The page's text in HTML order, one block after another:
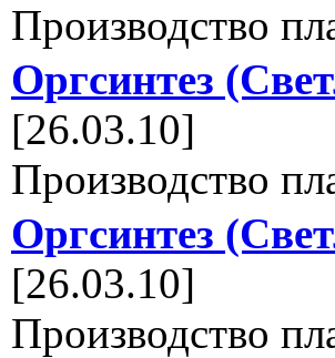
Производство
Оргсинтез
[26.03.10]
Производство
Оргсинтез
[26.03.10]
Производство